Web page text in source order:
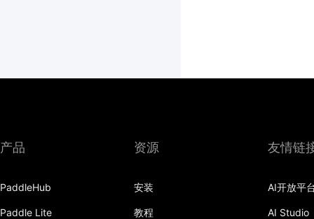
产品
PaddleHub
Paddle Lite
资源
安装
教程
友情链
AI开放平
AI Studio